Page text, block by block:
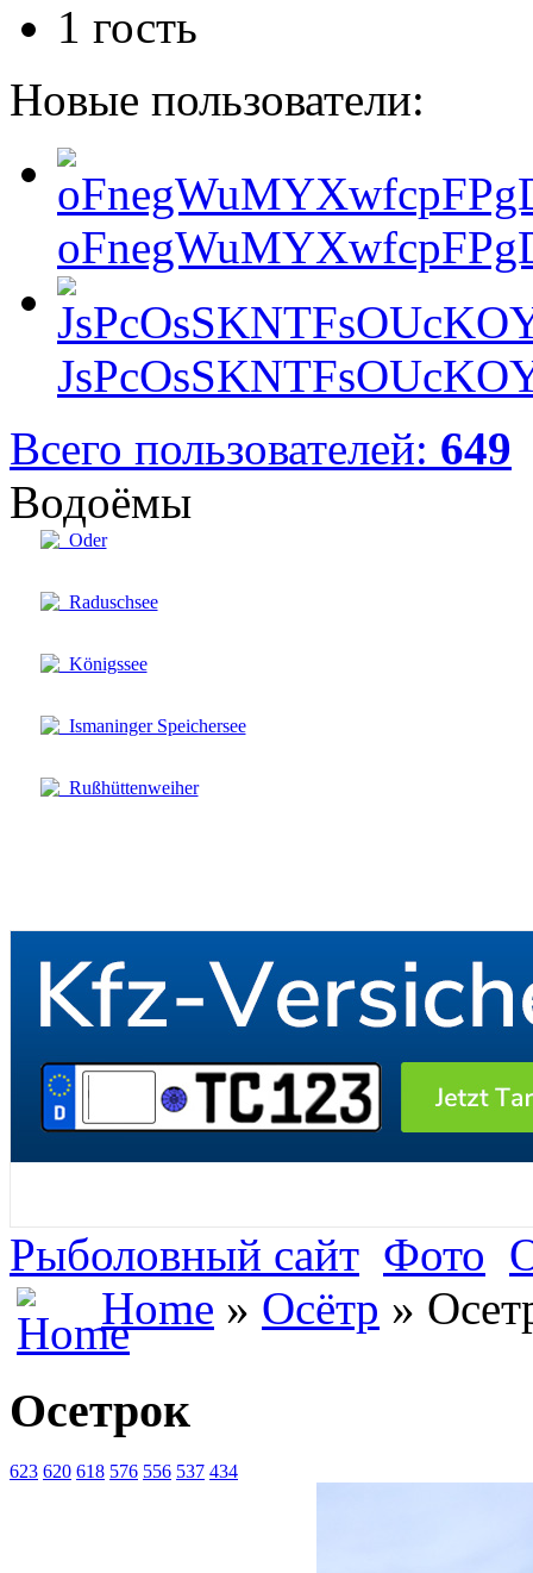
1 гость
Новые пользователи:
Всего пользователей: 649
Водоёмы
Oder
Raduschsee
Königssee
Ismaninger Speichersee
Rußhüttenweiher
Рыболовный сайт Фото
Home » Осётр »
Осетрок
623 620 618 576 556 537 434